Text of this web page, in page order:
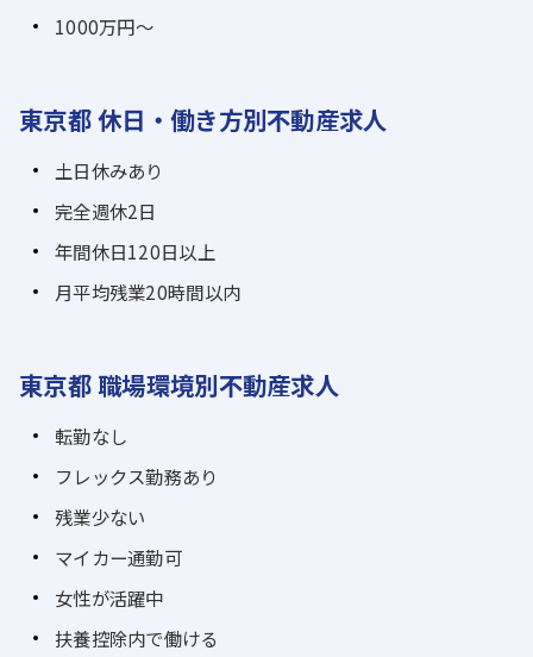
1000万円～
東京都 休日・働き方別不動産求人
土日休みあり
完全週休2日
年間休日120日以上
月平均残業20時間以内
東京都 職場環境別不動産求人
転勤なし
フレックス勤務あり
残業少ない
マイカー通勤可
女性が活躍中
扶養控除内で働ける